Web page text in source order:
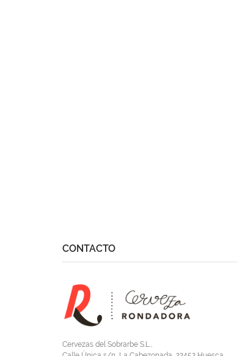
CONTACTO
Cervezas del Sobrarbe S.L.,